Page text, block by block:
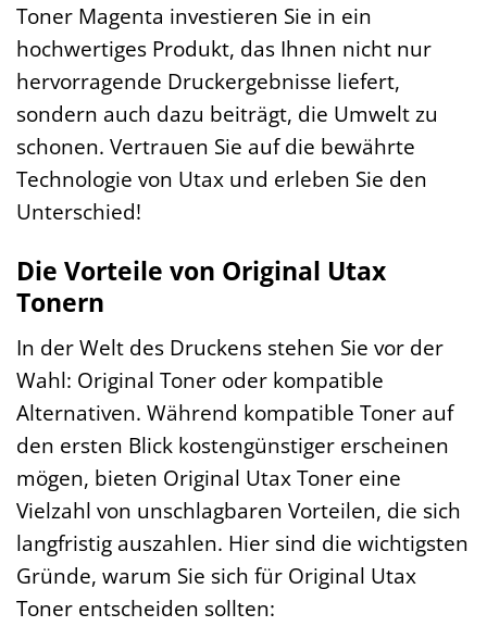
Toner Magenta investieren Sie in ein
hochwertiges Produkt, das Ihnen nicht nur
hervorragende Druckergebnisse liefert,
sondern auch dazu beiträgt, die Umwelt zu
schonen. Vertrauen Sie auf die bewährte
Technologie von Utax und erleben Sie den
Unterschied!
Die Vorteile von Original Utax
Tonern
In der Welt des Druckens stehen Sie vor der
Wahl: Original Toner oder kompatible
Alternativen. Während kompatible Toner auf
den ersten Blick kostengünstiger erscheinen
mögen, bieten Original Utax Toner eine
Vielzahl von unschlagbaren Vorteilen, die sich
langfristig auszahlen. Hier sind die wichtigsten
Gründe, warum Sie sich für Original Utax
Toner entscheiden sollten: